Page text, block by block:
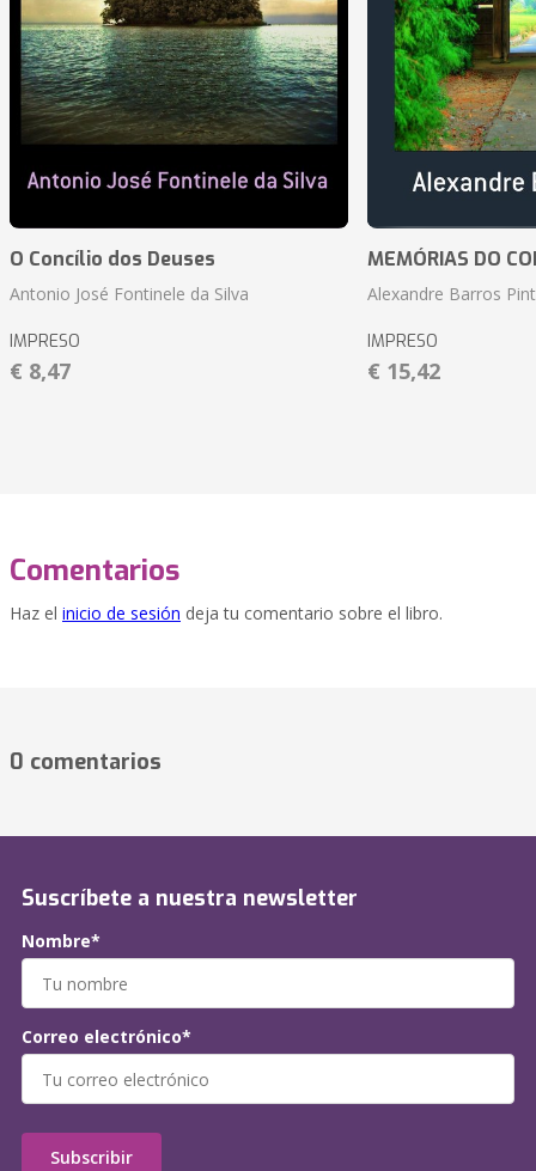
O Concílio dos Deuses
Antonio José Fontinele da Silva
IMPRESO
€ 8,47
MEMÓRIAS DO
Alexandre Barros
IMPRESO
€ 15,42
Comentarios
Haz el inicio de sesión deja tu comentario sobre el libro.
0 comentarios
Suscríbete a nuestra newsletter
Nombre*
Correo electrónico*
Subscribir